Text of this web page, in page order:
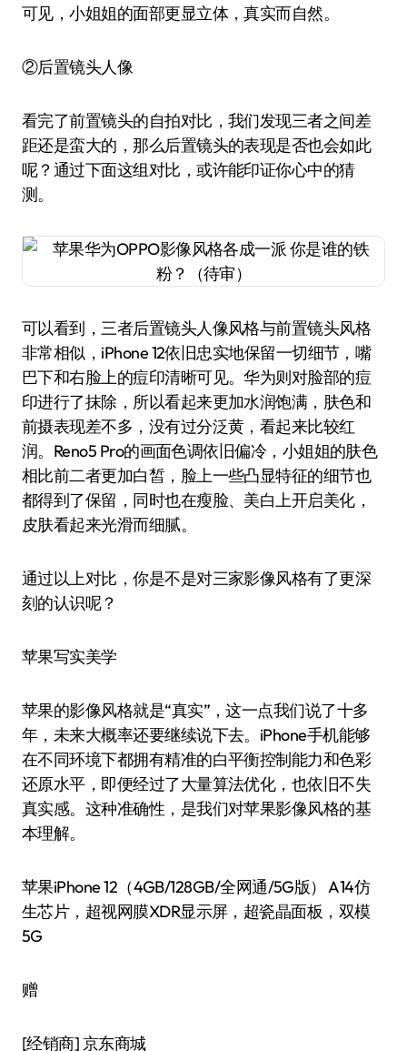
可见，小姐姐的面部更显立体，真实而自然。
②后置镜头人像
看完了前置镜头的自拍对比，我们发现三者之间差
距还是蛮大的，那么后置镜头的表现是否也会如此
呢？通过下面这组对比，或许能印证你心中的猜
测。
可以看到，三者后置镜头人像风格与前置镜头风格
非常相似，iPhone 12依旧忠实地保留一切细节，嘴
巴下和右脸上的痘印清晰可见。华为则对脸部的痘
印进行了抹除，所以看起来更加水润饱满，肤色和
前摄表现差不多，没有过分泛黄，看起来比较红
润。Reno5 Pro的画面色调依旧偏冷，小姐姐的肤色
相比前二者更加白皙，脸上一些凸显特征的细节也
都得到了保留，同时也在瘦脸、美白上开启美化，
皮肤看起来光滑而细腻。
通过以上对比，你是不是对三家影像风格有了更深
刻的认识呢？
苹果写实美学
苹果的影像风格就是“真实”，这一点我们说了十多
年，未来大概率还要继续说下去。iPhone手机能够
在不同环境下都拥有精准的白平衡控制能力和色彩
还原水平，即便经过了大量算法优化，也依旧不失
真实感。这种准确性，是我们对苹果影像风格的基
本理解。
苹果iPhone 12（4GB/128GB/全网通/5G版） A14仿
生芯片，超视网膜XDR显示屏，超瓷晶面板，双模
5G
赠
[经销商]京东商城